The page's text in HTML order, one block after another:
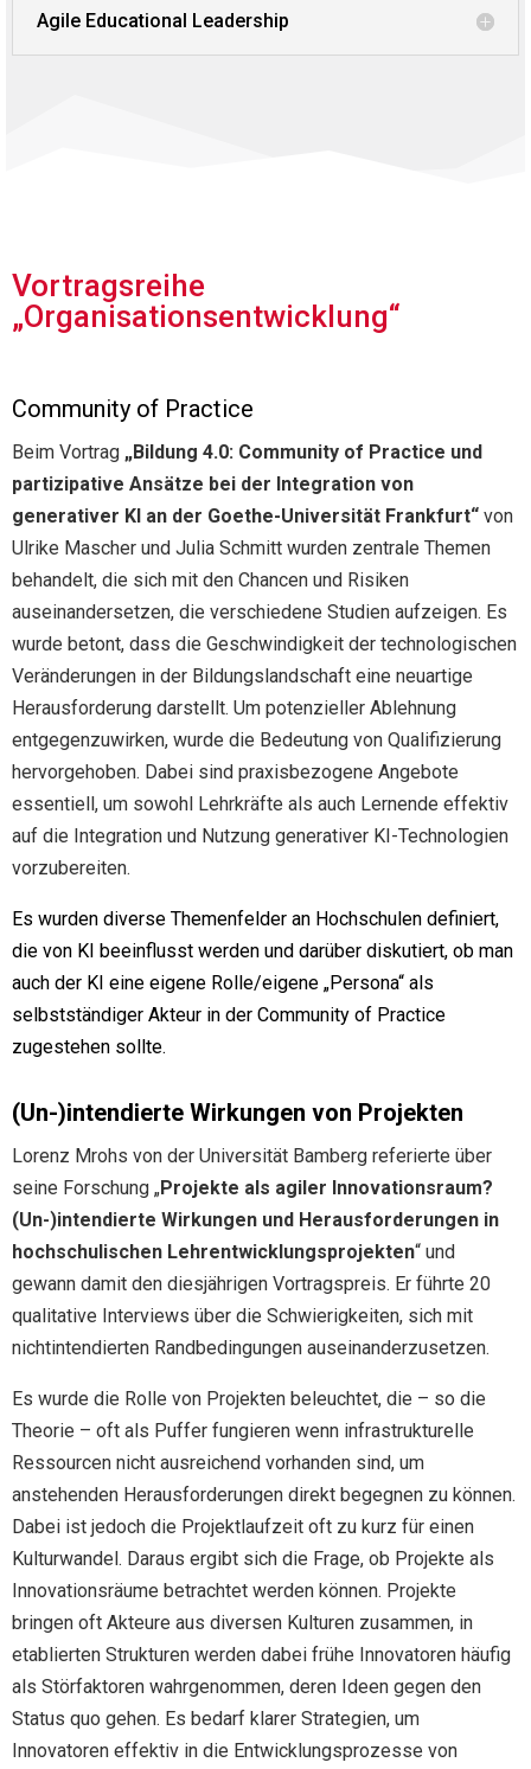
Agile Educational Leadership
Vortragsreihe
„Organisationsentwicklung“
Community of Practice
Beim Vortrag „Bildung 4.0: Community of Practice und
partizipative Ansätze bei der Integration von
generativer KI an der Goethe-Universität Frankfurt“ von
Ulrike Mascher und Julia Schmitt wurden zentrale Themen
behandelt, die sich mit den Chancen und Risiken
auseinandersetzen, die verschiedene Studien aufzeigen. Es
wurde betont, dass die Geschwindigkeit der technologischen
Veränderungen in der Bildungslandschaft eine neuartige
Herausforderung darstellt. Um potenzieller Ablehnung
entgegenzuwirken, wurde die Bedeutung von Qualifizierung
hervorgehoben. Dabei sind praxisbezogene Angebote
essentiell, um sowohl Lehrkräfte als auch Lernende effektiv
auf die Integration und Nutzung generativer KI-Technologien
vorzubereiten.
Es wurden diverse Themenfelder an Hochschulen definiert,
die von KI beeinflusst werden und darüber diskutiert, ob man
auch der KI eine eigene Rolle/eigene „Persona“ als
selbstständiger Akteur in der Community of Practice
zugestehen sollte.
(Un-)intendierte Wirkungen von Projekten
Lorenz Mrohs von der Universität Bamberg referierte über
seine Forschung „Projekte als agiler Innovationsraum?
(Un-)intendierte Wirkungen und Herausforderungen in
hochschulischen Lehrentwicklungsprojekten“ und
gewann damit den diesjährigen Vortragspreis. Er führte 20
qualitative Interviews über die Schwierigkeiten, sich mit
nichtintendierten Randbedingungen auseinanderzusetzen.
Es wurde die Rolle von Projekten beleuchtet, die – so die
Theorie – oft als Puffer fungieren wenn infrastrukturelle
Ressourcen nicht ausreichend vorhanden sind, um
anstehenden Herausforderungen direkt begegnen zu können.
Dabei ist jedoch die Projektlaufzeit oft zu kurz für einen
Kulturwandel. Daraus ergibt sich die Frage, ob Projekte als
Innovationsräume betrachtet werden können. Projekte
bringen oft Akteure aus diversen Kulturen zusammen, in
etablierten Strukturen werden dabei frühe Innovatoren häufig
als Störfaktoren wahrgenommen, deren Ideen gegen den
Status quo gehen. Es bedarf klarer Strategien, um
Innovatoren effektiv in die Entwicklungsprozesse von